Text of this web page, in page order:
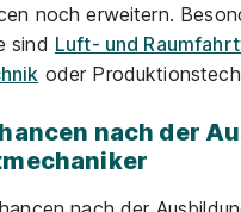
noch erweitern.
sind Luft- und
oder
nach der